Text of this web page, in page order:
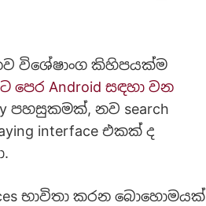
නව විශේෂාංග කිහිපයක්ම
පෙර Android සඳහා වන
පහසුකමක්, නව search
interface එකක් ද
භාවිතා කරන බොහොමයක්